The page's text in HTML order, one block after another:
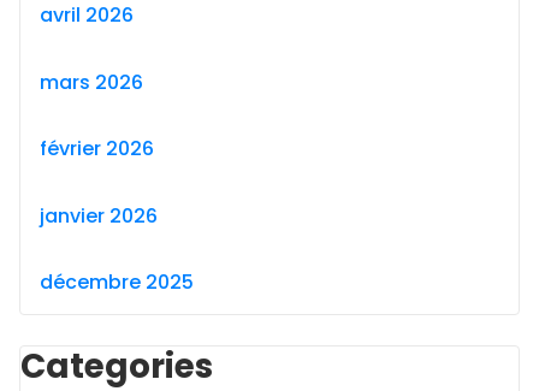
avril 2026
mars 2026
février 2026
janvier 2026
décembre 2025
Categories